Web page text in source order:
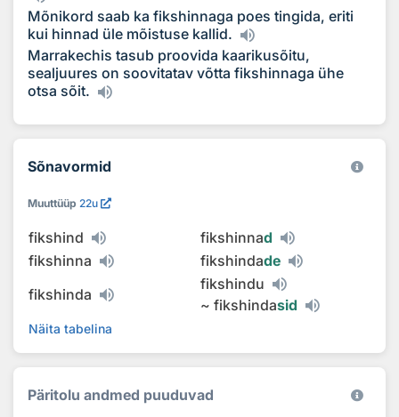
Mõnikord saab ka fikshinnaga poes tingida, eriti
kui hinnad üle mõistuse kallid.
Marrakechis tasub proovida kaarikusõitu,
sealjuures on soovitatav võtta fikshinnaga ühe
otsa sõit.
Sõnavormid
Muuttüüp 22u
fikshind fikshinnad
fikshinna
fikshindade
fikshinda
fikshindu
~ fikshindasid
Näita tabelina
Päritolu andmed puuduvad